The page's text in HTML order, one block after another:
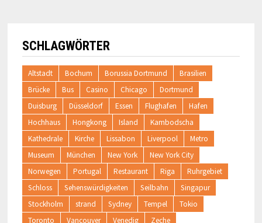
SCHLAGWÖRTER
Altstadt Bochum Borussia Dortmund
Brasilien
Brücke
Bus Casino Chicago
Dortmund
Duisburg
Düsseldorf Essen Flughafen
Hafen
Hochhaus
Hongkong Island
Kambodscha
Kathedrale
Kirche Lissabon Liverpool
Metro
Museum
München New York
New York City
Norwegen
Portugal Restaurant Riga
Ruhrgebiet
Schloss
Sehenswürdigkeiten Seilbahn
Singapur
Stockholm
strand Sydney Tempel
Tokio
Toronto
Vancouver Venedig Zeche